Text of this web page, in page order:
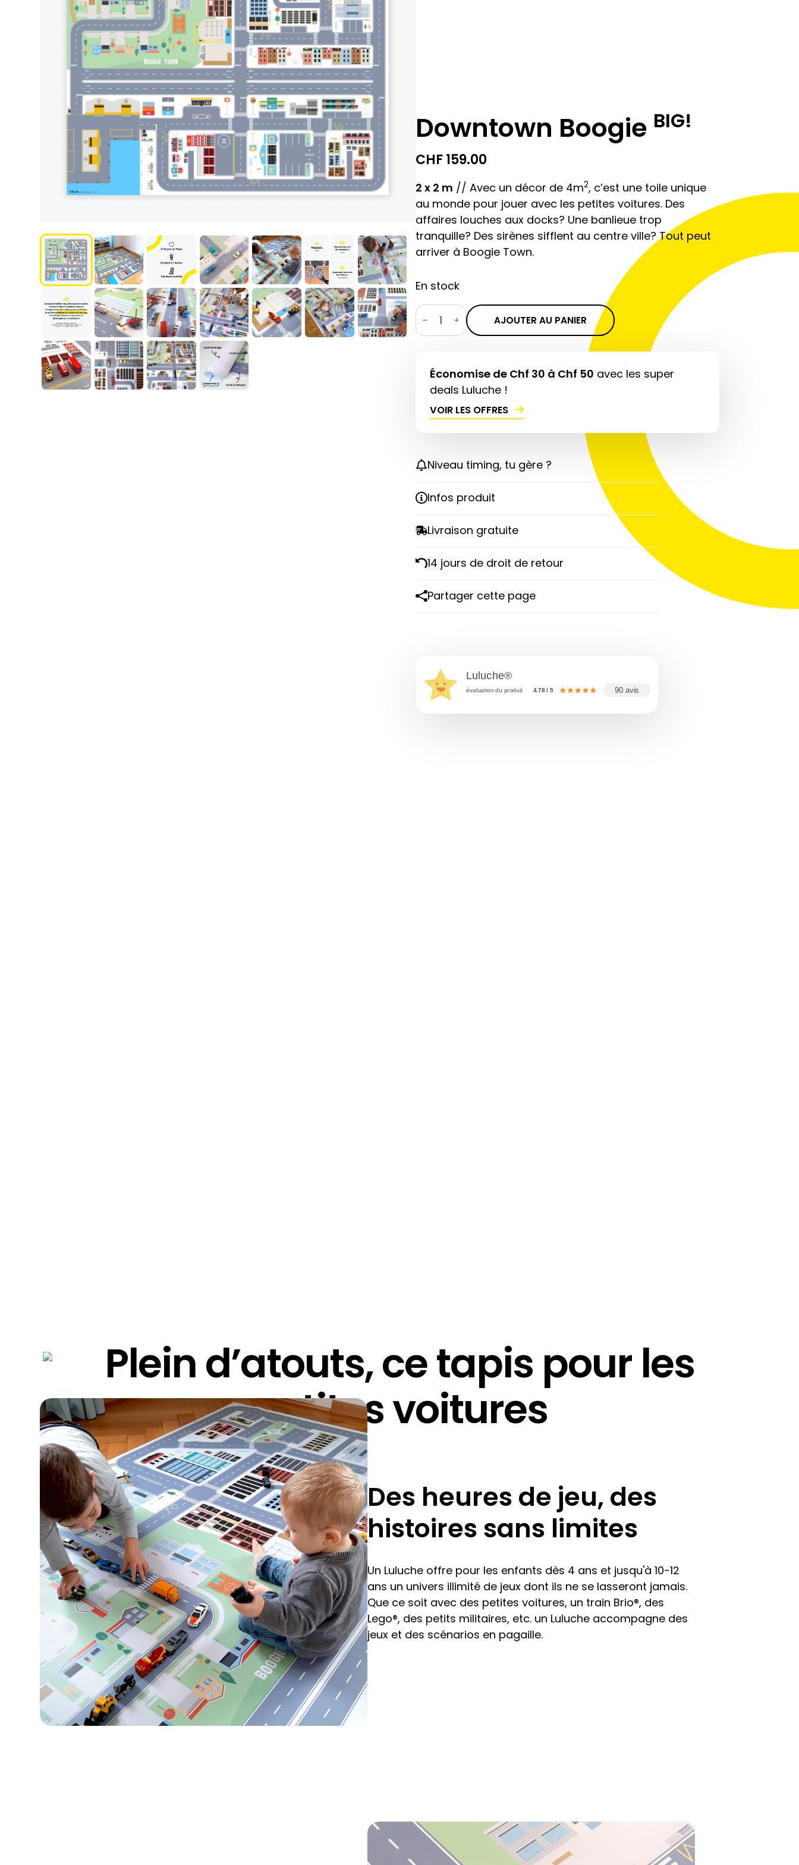
Downtown Boogie BIG!
CHF159.00
2 x 2 m // Avec un décor de 4m2, c’est une toile unique
au monde pour jouer avec les petites voitures. Des
affaires louches aux docks? Une banlieue trop
tranquille? Des sirènes sifflent au centre ville? Tout peut
arriver à Boogie Town.
En stock
quantité
de
Downtown
Boogie
AJOUTER AU PANIER
Économise de Chf 30 à Chf 50 avec les super
deals Luluche !
VOIR LES OFFRES
Niveau timing, tu gère ?
Infos produit
Livraison gratuite
14 jours de droit de retour
Partager cette page
Luluche®
évaluation du produit 4.78 / 5 90 avis
Plein d’atouts, ce tapis pour les
petites voitures
Des heures de jeu, des
histoires sans limites
Un Luluche offre pour les enfants dès 4 ans et jusqu'à 10-12
ans un univers illimité de jeux dont ils ne se lasseront jamais.
Que ce soit avec des petites voitures, un train Brio®, des
Lego®, des petits militaires, etc. un Luluche accompagne des
jeux et des scénarios en pagaille.